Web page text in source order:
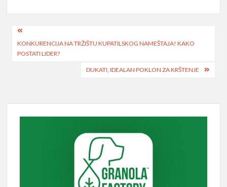
Post
navigation
KONKURENCIJA NA TRŽIŠTU KUPATILSKOG NAMEŠTAJA! KAKO
POSTATI LIDER?
DUKATI, IDEALAN POKLON ZA KRŠTENJE